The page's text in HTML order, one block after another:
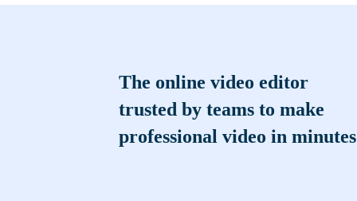
The online video editor
trusted by teams to make
professional video in minutes